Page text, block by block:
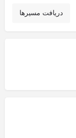
دریافت مسیرها